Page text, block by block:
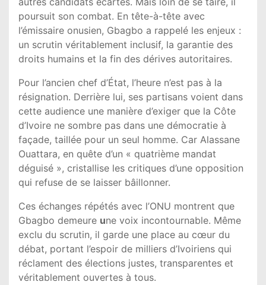
poursuit son combat. En tête-à-tête avec
l’émissaire onusien, Gbagbo a rappelé les enjeux :
un scrutin véritablement inclusif, la garantie des
droits humains et la fin des dérives autoritaires.
Pour l’ancien chef d’État, l’heure n’est pas à la
résignation. Derrière lui, ses partisans voient dans
cette audience une manière d’exiger que la Côte
d’Ivoire ne sombre pas dans une démocratie à
façade, taillée pour un seul homme. Car Alassane
Ouattara, en quête d’un « quatrième mandat
déguisé », cristallise les critiques d’une opposition
qui refuse de se laisser bâillonner.
Ces échanges répétés avec l’ONU montrent que
Gbagbo demeure une voix incontournable. Même
exclu du scrutin, il garde une place au cœur du
débat, portant l’espoir de milliers d’Ivoiriens qui
réclament des élections justes, transparentes et
véritablement ouvertes à tous.